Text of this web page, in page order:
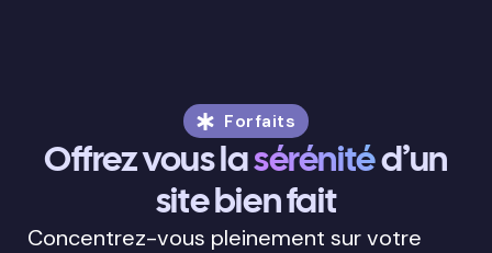
Forfaits
Offrez vous lasérénitéd’un
site bien fait
Concentrez-vous pleinement sur votre